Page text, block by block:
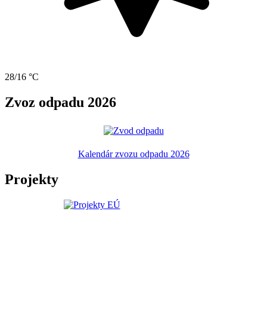
28/16 °C
Zvoz odpadu 2026
Kalendár zvozu odpadu 2026
Projekty